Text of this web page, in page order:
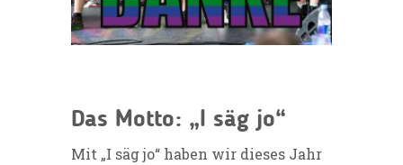
Das Motto: „I säg jo“
Mit „I säg jo“ haben wir dieses Jahr